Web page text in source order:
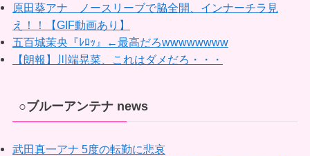
原田葵アナ ノースリーブで脇全開、インナーチラ見
え！！【GIF動画あり】
五百城茉央『ﾚﾛｯ』←最高だろwwwwwwww
【朗報】川端晃菜、これはダメだろ・・・
○ブルーアンテナ news
武田真一アナ 5度の転勤に悲哀